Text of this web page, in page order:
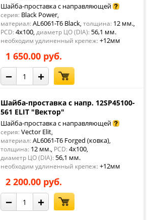
Шайба-проставка с направляющей
серия: Black Power,
материал: AL6061-T6 Black, толщина: 12 мм.,
PCD: 4x100, диаметр ЦО (DIA): 56,1 мм.
необходим удлиненный крепеж: +12мм
1 650.00 руб.
− +
Шайба-проставка с напр. 12SP45100-
561 ELIT "Вектор"
Шайба-проставка с направляющей
серия: Vector Elit,
материал: AL6061-T6 Forged (ковка),
толщина: 12 мм., PCD: 4x100,
диаметр ЦО (DIA): 56,1 мм.
необходим удлиненный крепеж: +12мм
2 200.00 руб.
− +